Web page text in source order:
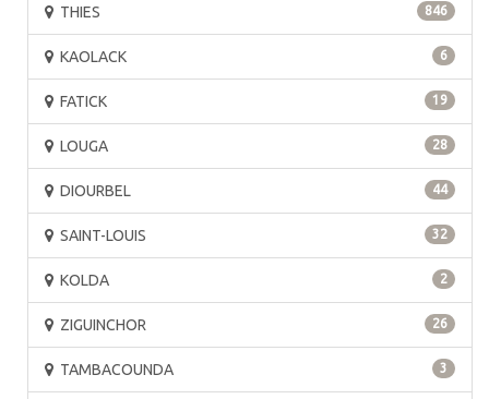
THIES 846
KAOLACK 6
FATICK 19
LOUGA 28
DIOURBEL 44
SAINT-LOUIS 32
KOLDA 2
ZIGUINCHOR 26
TAMBACOUNDA 3